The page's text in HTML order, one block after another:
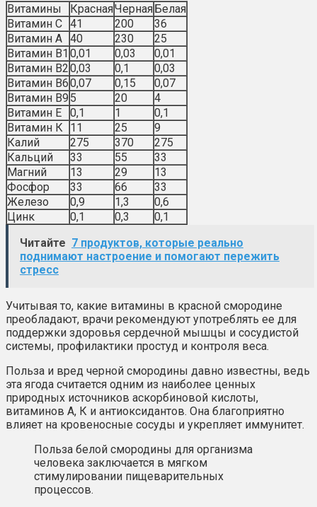
Витамины
КраснаяЧернаяБелая
Витамин С 41 200
36
Витамин А 40 230
25
Витамин В1 0,01 0,03
0,01
Витамин В20,03 0,1
0,03
Витамин В60,07 0,15
0,07
Витамин В9 5 20
4
Витамин Е
0,1 1
0,1
Витамин К 11 25
9
Калий
275 370
275
Кальций
33 55
33
Магний
13 29
13
Фосфор
33 66
33
Железо
0,9 1,3
0,6
Цинк
0,1 0,3
0,1
Читайте 7 продуктов, которые реально
поднимают настроение и помогают пережить
стресс
Учитывая то, какие витамины в красной смородине
преобладают, врачи рекомендуют употреблять ее для
поддержки здоровья сердечной мышцы и сосудистой
системы, профилактики простуд и контроля веса.
Польза и вред черной смородины давно известны, ведь
эта ягода считается одним из наиболее ценных
природных источников аскорбиновой кислоты,
витаминов А, К и антиоксидантов. Она благоприятно
влияет на кровеносные сосуды и укрепляет иммунитет.
Польза белой смородины для организма
человека заключается в мягком
стимулировании пищеварительных
процессов.